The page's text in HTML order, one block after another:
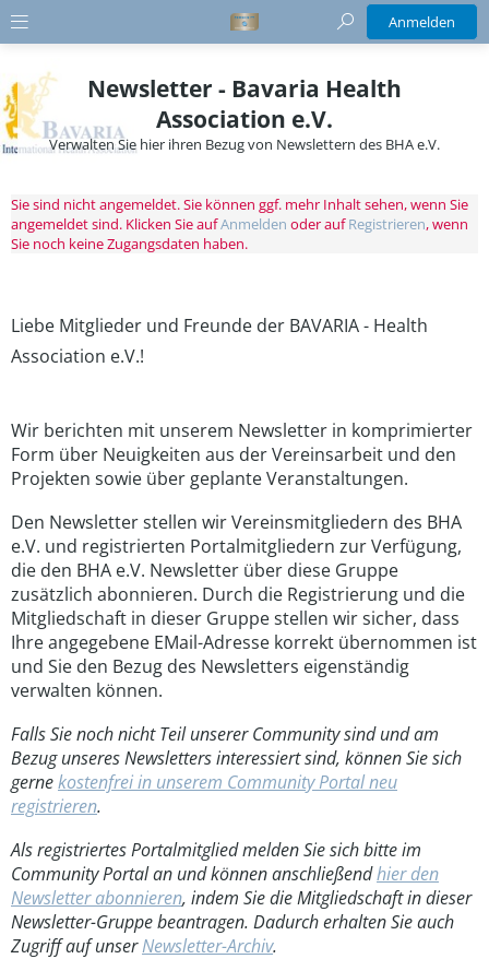
Anmelden
Newsletter - Bavaria Health
Association e.V.
Verwalten Sie hier ihren Bezug von Newslettern des BHA e.V.
Sie sind nicht angemeldet. Sie können ggf. mehr Inhalt sehen, wenn Sie
angemeldet sind. Klicken Sie aufAnmelden oder aufRegistrieren, wenn
Sie noch keine Zugangsdaten haben.
Liebe Mitglieder und Freunde der BAVARIA - Health
Association e.V.!
Wir berichten mit unserem Newsletter in komprimierter
Form über Neuigkeiten aus der Vereinsarbeit und den
Projekten sowie über geplante Veranstaltungen.
Den Newsletter stellen wir Vereinsmitgliedern des BHA
e.V. und registrierten Portalmitgliedern zur Verfügung,
die den BHA e.V. Newsletter über diese Gruppe
zusätzlich abonnieren. Durch die Registrierung und die
Mitgliedschaft in dieser Gruppe stellen wir sicher, dass
Ihre angegebene EMail-Adresse korrekt übernommen ist
und Sie den Bezug des Newsletters eigenständig
verwalten können.
Falls Sie noch nicht Teil unserer Community sind und am
Bezug unseres Newsletters interessiert sind, können Sie sich
gernekostenfrei in unserem Community Portal neu
registrieren.
Als registriertes Portalmitglied melden Sie sich bitte im
Community Portal an und können anschließendhier den
Newsletter abonnieren, indem Sie die Mitgliedschaft in dieser
Newsletter-Gruppe beantragen. Dadurch erhalten Sie auch
Zugriff auf unserNewsletter-Archiv.